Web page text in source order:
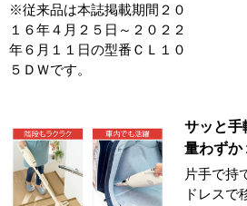
※従来品は本誌掲載期間２０
１６年４月２５日～２０２２
年６月１１日の型番ＣＬ１０
５ＤＷです。
サッと手
量わずか
片手で持
ドレスで